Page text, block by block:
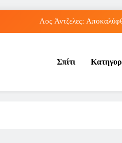
Λος Άντζελες:
στο Παγκόσμιο Κ20: Πέμπτη
Λος Άντζελες:
ανακοίνωσε την
Σπίτι